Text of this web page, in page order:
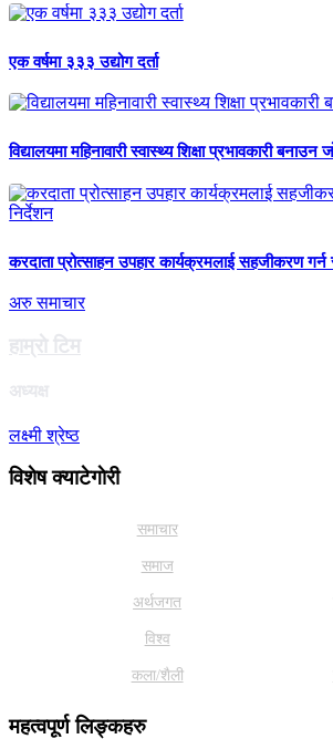
एक वर्षमा ३३३ उद्योग दर्ता
विद्यालयमा महिनावारी स्वास्थ्य शिक्षा प्रभावकारी बनाउन
करदाता प्रोत्साहन उपहार कार्यक्रमलाई सहजीकरण गर्न
अरु समाचार
हाम्राे टिम
अध्यक्ष
लक्ष्मी श्रेष्ठ
विशेष क्याटेगाेरी
समाचार
समाज
अर्थजगत
विश्व
कला/शैली
महत्वपूर्ण लिङ्कहरु